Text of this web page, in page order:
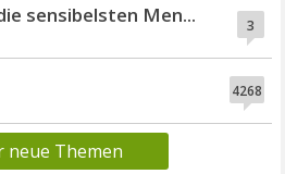
3
sensibelsten Men...
4268
neue Themen